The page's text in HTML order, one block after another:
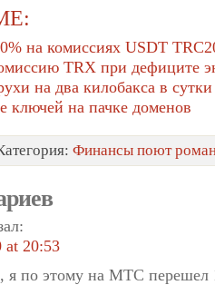
на комиссиях USDT
TRX при дефиците
на два килобакса в сутки
ключей на пачке доменов
Финансы поют
at 20:53
я по этому на МТС перешел